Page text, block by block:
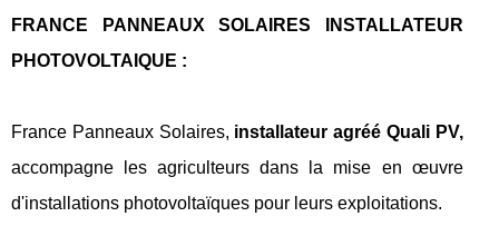
FRANCE PANNEAUX SOLAIRES INSTALLATEUR
PHOTOVOLTAIQUE :
France Panneaux Solaires, installateur agréé Quali PV,
accompagne les agriculteurs dans la mise en œuvre
d'installations photovoltaïques pour leurs exploitations.